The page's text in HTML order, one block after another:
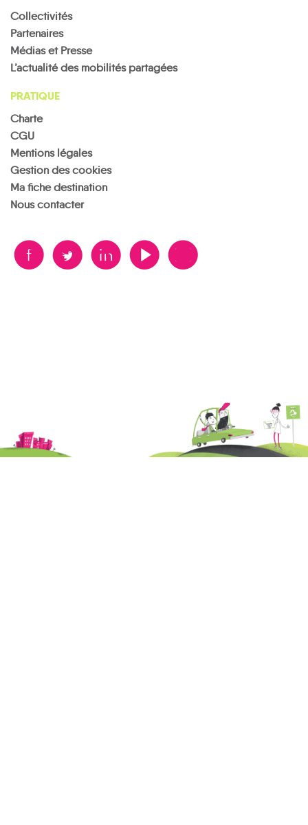
Collectivités
Partenaires
Médias et Presse
L’actualité des mobilités partagées
PRATIQUE
Charte
CGU
Mentions légales
Gestion des cookies
Ma fiche destination
Nous contacter
B A D F V